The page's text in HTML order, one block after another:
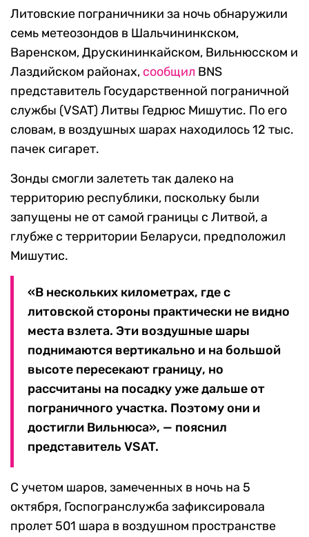
Литовские пограничники за ночь обнаружили
семь метеозондов в Шальчининкском,
Варенском, Друскининкайском, Вильнюсском и
Лаздийском районах, сообщил BNS
представитель Государственной пограничной
службы (VSAT) Литвы Гедрюс Мишутис. По его
словам, в воздушных шарах находилось 12 тыс.
пачек сигарет.
Зонды смогли залететь так далеко на
территорию республики, поскольку были
запущены не от самой границы с Литвой, а
глубже с территории Беларуси, предположил
Мишутис.
«В нескольких километрах, где с
литовской стороны практически не видно
места взлета. Эти воздушные шары
поднимаются вертикально и на большой
высоте пересекают границу, но
рассчитаны на посадку уже дальше от
пограничного участка. Поэтому они и
достигли Вильнюса», — пояснил
представитель VSAT.
С учетом шаров, замеченных в ночь на 5
октября, Госпогранслужба зафиксировала
пролет 501 шара в воздушном пространстве